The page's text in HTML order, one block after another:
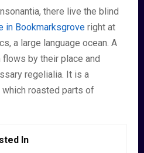
there live the blind
in Bookmarksgrove right at
a large language ocean. A
by their place and
regelialia. It is a
which roasted parts of
In